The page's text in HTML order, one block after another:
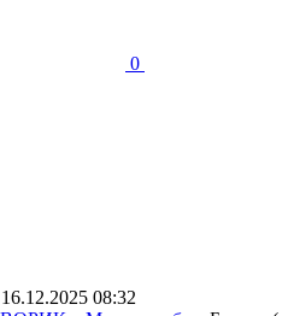
0
16.12.2025 08:32